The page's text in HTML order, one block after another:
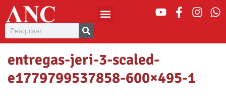
entregas-jeri-3-scaled-
e1779799537858-600×495-1